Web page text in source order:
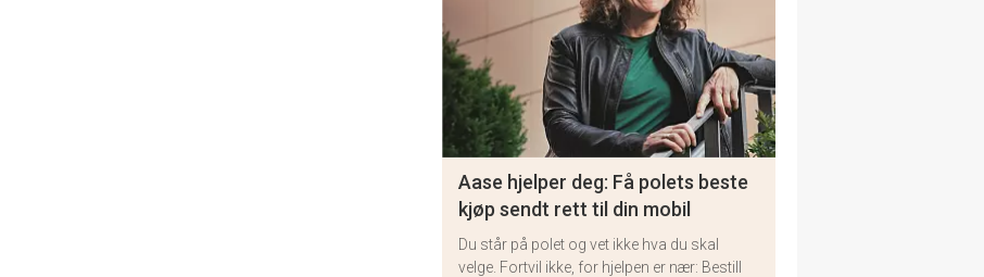
Aase hjelper deg: Få polets beste
kjøp sendt rett til din mobil
Du står på polet og vet ikke hva du skal
velge. Fortvil ikke, for hjelpen er nær: Bestill